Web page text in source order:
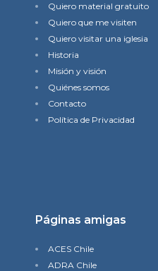
Quiero material gratuito
Quiero que me visiten
Quiero visitar una iglesia
Historia
Misión y visión
Quiénes somos
Contacto
Política de Privacidad
Páginas amigas
ACES Chile
ADRA Chile